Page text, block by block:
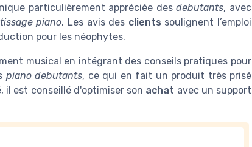
particulièrement appréciée desdebutants, avec
piano. Les avis des clients soulignent l’emploi
pour les néophytes.
musical en intégrant des conseils pratiques pour
piano debutants, ce qui en fait un produit très prisé
il est conseillé d'optimiser son achat avec un support